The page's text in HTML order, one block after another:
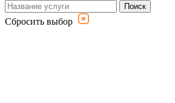
Поиск
Сбросить выбор